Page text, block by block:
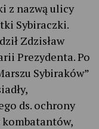
z nazwą ulicy
Sybiraczki.
Zdzisław
Prezydenta. Po
Sybiraków”
ds. ochrony